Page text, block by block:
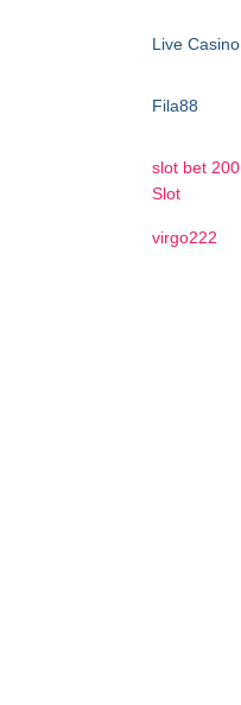
Live Casino
Fila88
slot bet 200
Slot
virgo222